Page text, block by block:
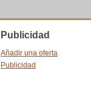
Publicidad
Añadir una oferta
Publicidad